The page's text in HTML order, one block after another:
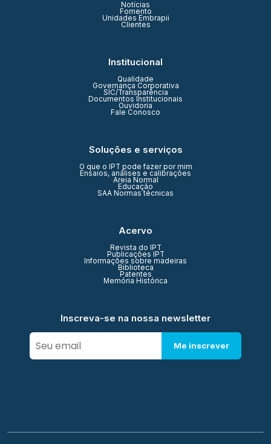
Notícias
Fomento
Unidades Embrapii
Clientes
Institucional
Qualidade
Governança Corporativa
SIC/Transparência
Documentos Institucionais
Ouvidoria
Fale Conosco
Soluções e serviços
O que o IPT pode fazer por mim
Ensaios, análises e calibrações
Areia Normal
Educação
SAA Normas técnicas
Acervo
Revista do IPT
Publicações IPT
Informações sobre madeiras
Biblioteca
Patentes
Memória Histórica
Inscreva-se na nossa newsletter
Me inscrever